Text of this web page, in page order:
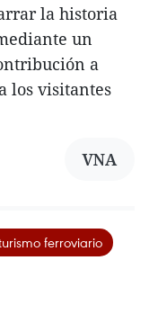
la historia
un
a
los visitantes
VNA
ferroviario